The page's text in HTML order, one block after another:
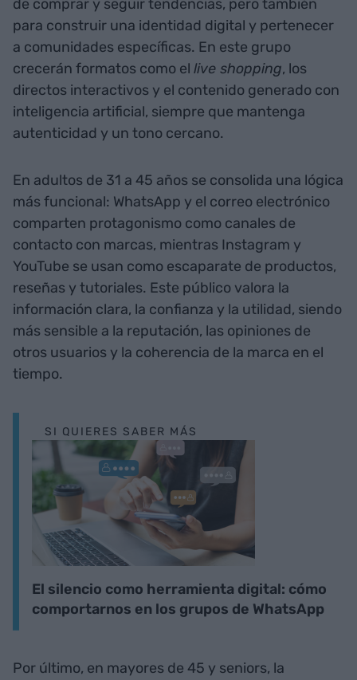
de comprar y seguir tendencias, pero también
para construir una identidad digital y pertenecer
a comunidades específicas. En este grupo
crecerán formatos como el live shopping, los
directos interactivos y el contenido generado con
inteligencia artificial, siempre que mantenga
autenticidad y un tono cercano.
En adultos de 31 a 45 años se consolida una lógica
más funcional: WhatsApp y el correo electrónico
comparten protagonismo como canales de
contacto con marcas, mientras Instagram y
YouTube se usan como escaparate de productos,
reseñas y tutoriales. Este público valora la
información clara, la confianza y la utilidad, siendo
más sensible a la reputación, las opiniones de
otros usuarios y la coherencia de la marca en el
tiempo.
SI QUIERES SABER MÁS
El silencio como herramienta digital: cómo
comportarnos en los grupos de WhatsApp
Por último, en mayores de 45 y seniors, la